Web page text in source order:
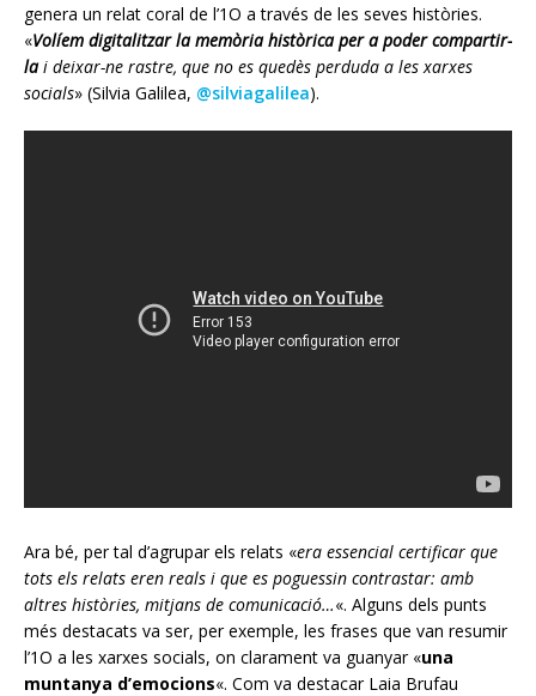
genera un relat coral de l’1O a través de les seves històries.
«Volíem digitalitzar la memòria històrica per a poder compartir-
lai deixar-ne rastre, que no es quedès perduda a les xarxes
socials» (Silvia Galilea, @silviagalilea).
Ara bé, per tal d’agrupar els relats «era essencial certificar que
tots els relats eren reals i que es poguessin contrastar: amb
altres històries, mitjans de comunicació…«. Alguns dels punts
més destacats va ser, per exemple, les frases que van resumir
l’1O a les xarxes socials, on clarament va guanyar «una
muntanya d’emocions«. Com va destacar Laia Brufau